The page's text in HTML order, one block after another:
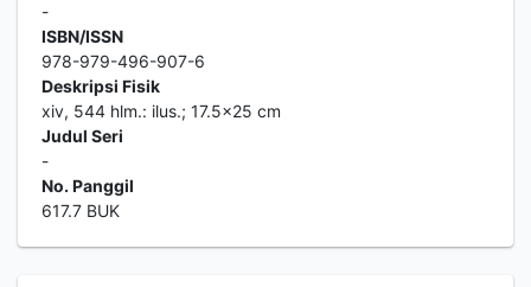
-
ISBN/ISSN
978-979-496-907-6
Deskripsi Fisik
xiv, 544 hlm.: ilus.; 17.5x25 cm
Judul Seri
-
No. Panggil
617.7 BUK